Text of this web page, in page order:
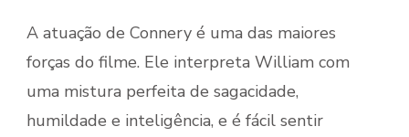
A atuação de Connery é uma das maiores
forças do filme. Ele interpreta William com
uma mistura perfeita de sagacidade,
humildade e inteligência, e é fácil sentir